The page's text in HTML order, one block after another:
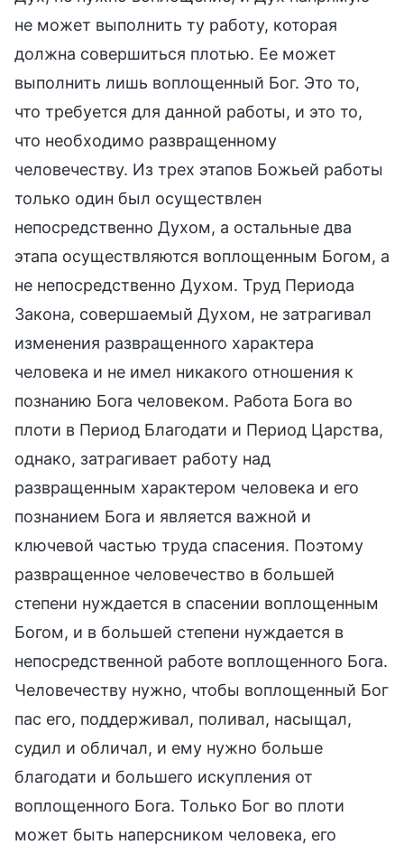
не может выполнить ту работу, которая
должна совершиться плотью. Ее может
выполнить лишь воплощенный Бог. Это то,
что требуется для данной работы, и это то,
что необходимо развращенному
человечеству. Из трех этапов Божьей работы
только один был осуществлен
непосредственно Духом, а остальные два
этапа осуществляются воплощенным Богом, а
не непосредственно Духом. Труд Периода
Закона, совершаемый Духом, не затрагивал
изменения развращенного характера
человека и не имел никакого отношения к
познанию Бога человеком. Работа Бога во
плоти в Период Благодати и Период Царства,
однако, затрагивает работу над
развращенным характером человека и его
познанием Бога и является важной и
ключевой частью труда спасения. Поэтому
развращенное человечество в большей
степени нуждается в спасении воплощенным
Богом, и в большей степени нуждается в
непосредственной работе воплощенного Бога.
Человечеству нужно, чтобы воплощенный Бог
пас его, поддерживал, поливал, насыщал,
судил и обличал, и ему нужно больше
благодати и большего искупления от
воплощенного Бога. Только Бог во плоти
может быть наперсником человека, его